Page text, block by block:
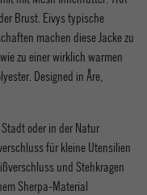
Brust. Eivys typische
machen diese Jacke zu
zu einer wirklich warmen
Designed in Åre,
oder in der Natur
für kleine Utensilien
und Stehkragen
Sherpa-Material